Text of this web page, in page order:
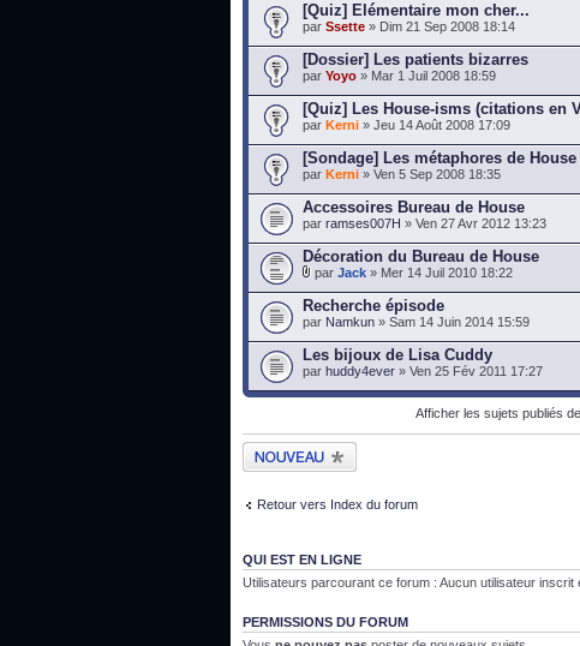
[Quiz] Elémentaire mon cher...
par Ssette » Dim 21 Sep 2008 18:14
[Dossier] Les patients bizarres
par Yoyo » Mar 1 Juil 2008 18:59
[Quiz] Les House-isms (citations en
par Kerni » Jeu 14 Août 2008 17:09
[Sondage] Les métaphores de House
par Kerni » Ven 5 Sep 2008 18:35
Accessoires Bureau de House
par ramses007H » Ven 27 Avr 2012 13:23
Décoration du Bureau de House
par Jack » Mer 14 Juil 2010 18:22
Recherche épisode
par Namkun » Sam 14 Juin 2014 15:59
Les bijoux de Lisa Cuddy
par huddy4ever » Ven 25 Fév 2011 17:27
Afficher les sujets publiés
Publier un nouveau
sujet
Retour vers Index du forum
QUI EST EN LIGNE
Utilisateurs parcourant ce forum : Aucun utilisateur inscrit
PERMISSIONS DU FORUM